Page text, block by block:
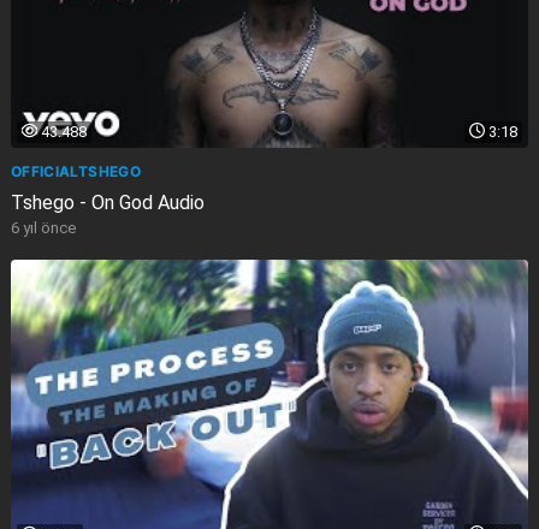
3:18
43.488
OFFICIALTSHEGO
Tshego - On God Audio
6 yıl önce